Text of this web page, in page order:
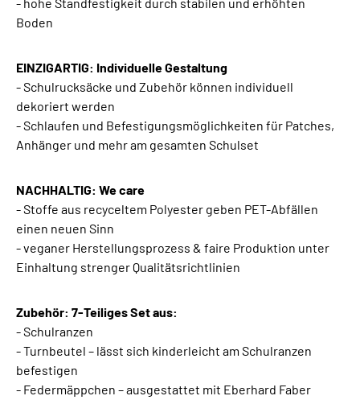
Boden
EINZIGARTIG: Individuelle Gestaltung
- Schulrucksäcke und Zubehör können individuell
dekoriert werden
- Schlaufen und Befestigungsmöglichkeiten für Patches,
Anhänger und mehr am gesamten Schulset
NACHHALTIG: We care
- Stoffe aus recyceltem Polyester geben PET-Abfällen
einen neuen Sinn
- veganer Herstellungsprozess & faire Produktion unter
Einhaltung strenger Qualitätsrichtlinien
Zubehör: 7-Teiliges Set aus:
- Schulranzen
- Turnbeutel – lässt sich kinderleicht am Schulranzen
befestigen
- Federmäppchen – ausgestattet mit Eberhard Faber